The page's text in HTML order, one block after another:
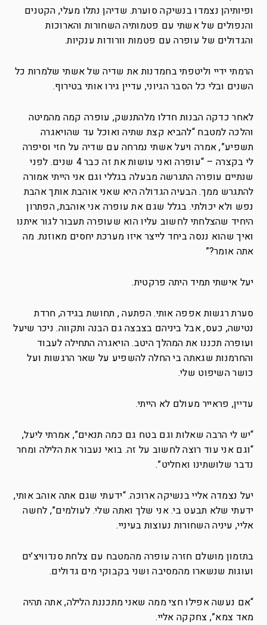
ופיותיהן נצמדו בנשיקה סוערת. שדיהן נתלו מעלי, הקטנים
והנפולים של אשתי עם פטמותיה השחורות והארוכות
והגדולים של עופרה עם פטמות וורודות ענקיות.
הרמתי ידיי וליטפתי בחמדנות את שדיה של אשתי שלמרות כל
השנים ובלי כל הסבר הגיוני, עדיין גירו אותי בטירוף.
לאחר כדקה הבנות חדלו מלהתנשק, עופרה קמה מהמיטה
והלכה למטבח “להביא קצת שתיה ואוכל עד שהויאגרה
תשפיע”, אמרה ויעל אשתי נמרחה עם שדיה על חזי וסיפרה
לי בקצרה – “עופרה ואני עושות את זה כבר 4 שנים. לפני
שנתיים עופרה התגרשה מבעלה בגללי וגם אני הייתי אמורה
להתגרש ממך. הבעיה הגדולה היא שאני אוהבת אותך אהבת
נפש ולא יכולתי. בגלל שגם את עופרה אני אוהבת, הפתרון
היחיד שהצלחתי לחשוב עליו הוא שעופרה תעבור לגור איתנו
ואיך שהוא ננסה ביחד לייצר איזו מערכת יחסים מאוזנת. מה
אתה אומר?”
יעל אישתי תמיד היתה פרקטית.
סערת רגשות אפפה אותי. הפתעה , תחושת בגידה, חרדת
נטישה, כעס, אבל ביניהם בצבצה גם הבנה ותקווה. ניכר שיעל
ועופרה תכננו את המהלך היטב. הויאגרה התחילה לעבוד
והחרמנות שגאתה בי החלה להשפיע על שאר הרגשות ועל
כושר השיפוט שלי.
עדיין, פראייר מעולם לא הייתי.
“יש לי הרבה שאלות וגם בטח גם כמה תנאים”, אמרתי ליעל,
“וגם אני עוד רוצה לחשוב על זה. בואי נעבור את הלילה ומחר
נדבר שלושתינו ואחליט”.
יעל נצמדה אליי בנשיקה ארוכה. “ידעתי שגם אתה אוהב אותי,
ידעתי שלא תבעט בי. אני שלך ואתה שלי. לעולמים”, לחשה
אליי, עיניה השחורות נעוצות בעיניי.
בתזמון מושלם חזרה עופרה מהמטבח עם צלחת סנדוויצ’ים
ועוגות שנשארו מהמסיבה ושני בקבוקי מים גדולים.
“אם נעשה אפילו חצי ממה שאני מתכננת הלילה, אתה תהיה
מאד צמא”, צחקקה אליי.